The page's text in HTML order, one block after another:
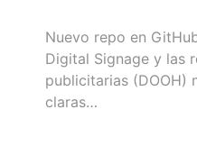
Nuevo repo en
Digital Signage y las
publicitarias (DOOH)
claras…